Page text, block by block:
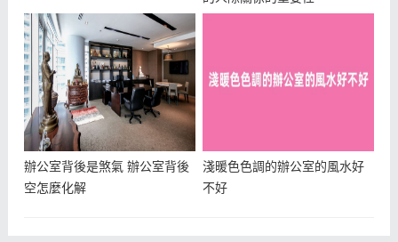
辦公室背後是煞氣 辦公室背後
空怎麼化解
淺暖色色調的辦公室的風水好
不好